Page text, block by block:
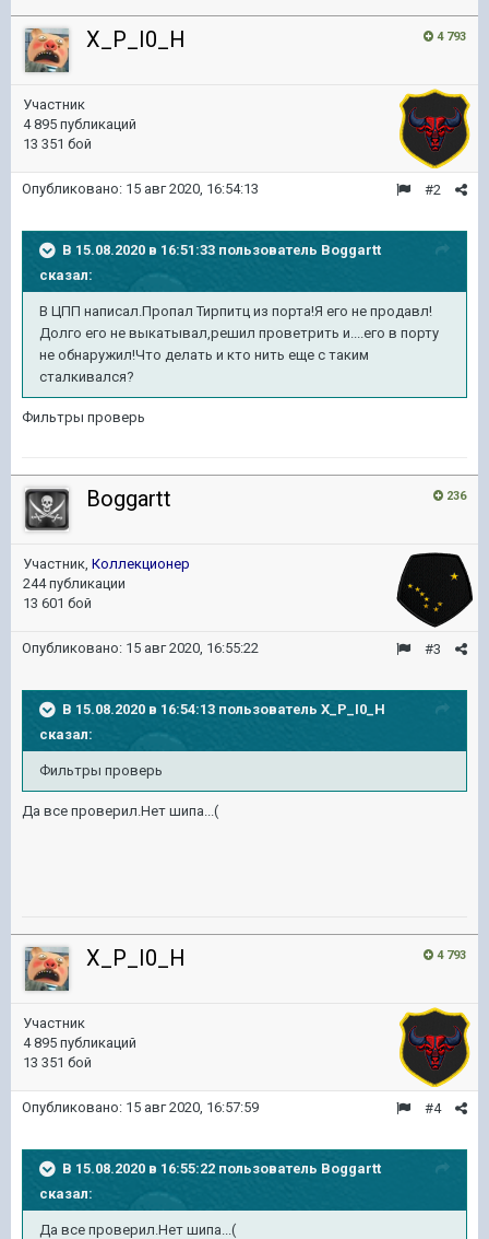
4 793
X_P_I0_H
Участник
4 895 публикаций
13 351 бой
#2
Опубликовано: 15 авг 2020, 16:54:13
В 15.08.2020 в 16:51:33 пользователь Boggartt
сказал:
В ЦПП написал.Пропал Тирпитц из порта!Я его не продавл!
Долго его не выкатывал,решил проветрить и....его в порту
не обнаружил!Что делать и кто нить еще с таким
сталкивался?
Фильтры проверь
236
Boggartt
Участник, Коллекционер
244 публикации
13 601 бой
#3
Опубликовано: 15 авг 2020, 16:55:22
В 15.08.2020 в 16:54:13 пользователь X_P_I0_H
сказал:
Фильтры проверь
Да все проверил.Нет шипа...(
4 793
X_P_I0_H
Участник
4 895 публикаций
13 351 бой
#4
Опубликовано: 15 авг 2020, 16:57:59
В 15.08.2020 в 16:55:22 пользователь Boggartt
сказал:
Да все проверил.Нет шипа...(